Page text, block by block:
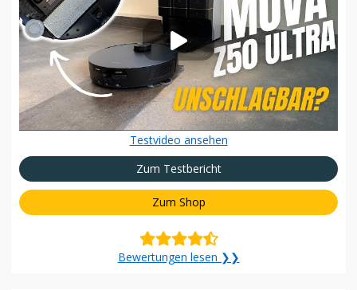
Testvideo ansehen
Zum Testbericht
Zum Shop
Bewertungen lesen ❯❯